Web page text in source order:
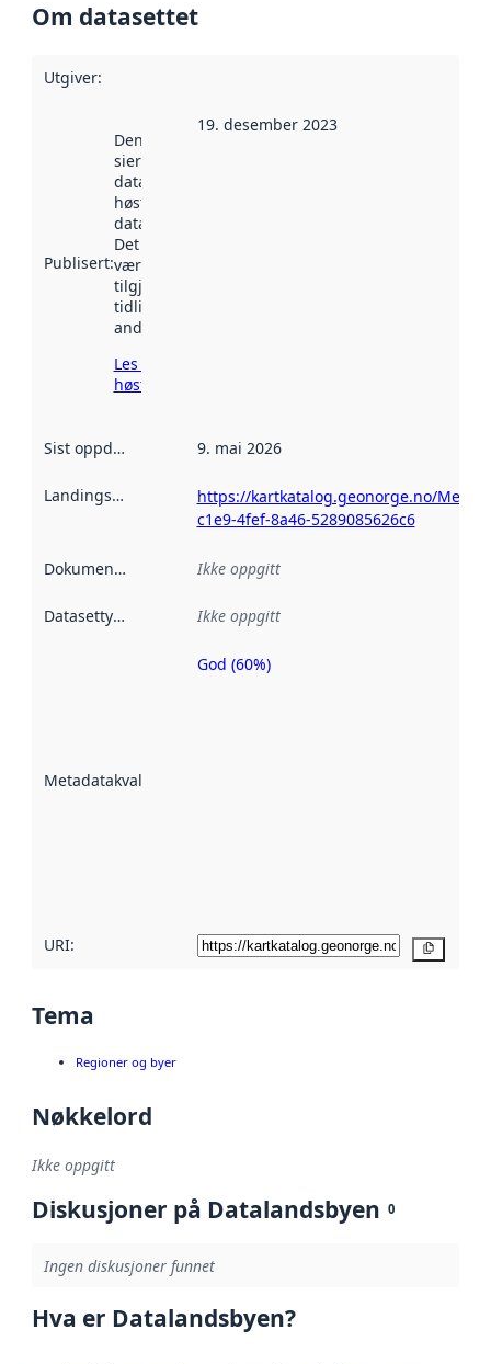
Om datasettet
Utgiver:
Publisert:
Denne datoen
sier når
datasettet ble
høstet av
data.norge.no.
Det kan ha
vært
tilgjengelig
tidligere
andre steder.
Les mer om
høsting her
19. desember 2023
Sist oppdatert 9. mai 2026
Landingsside
https://kartkatalog.geonorge.no/
c1e9-4fef-8a46-5289085626c6
Dokumentasjon Ikke oppgitt
Datasettype Ikke oppgitt
Metadatakvalitet
Metadatakvalitet
God (60%)
URI:
Tema
Regioner og byer
Nøkkelord
Ikke oppgitt
Diskusjoner på Datalandsbyen 0
Ingen diskusjoner funnet
Hva er Datalandsbyen?